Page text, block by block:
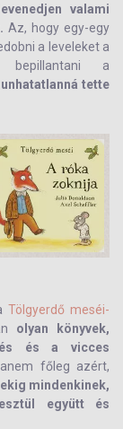
valami
Az, hogy egy-egy
a leveleket a
bepillantani a
tette
Tölgyerdő meséi-
olyan könyvek,
és a vicces
főleg azért,
mindenkinek,
együtt és